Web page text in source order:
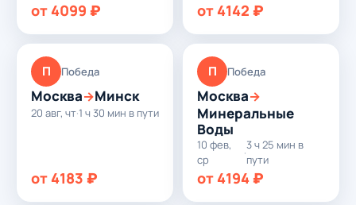
от 4099 ₽ от 4142 ₽
П Победа
Москва→Минск
20 авг, чт·1 ч 30 мин в пути
от 4183 ₽
П Победа
Москва→
Минеральные
Воды
10 фев,
ср
·
3 ч 25 мин в
пути
от 4194 ₽